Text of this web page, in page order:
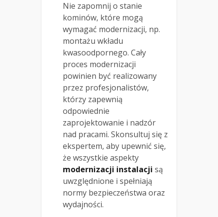
Nie zapomnij o stanie
kominów, które mogą
wymagać modernizacji, np.
montażu wkładu
kwasoodpornego. Cały
proces modernizacji
powinien być realizowany
przez profesjonalistów,
którzy zapewnią
odpowiednie
zaprojektowanie i nadzór
nad pracami. Skonsultuj się z
ekspertem, aby upewnić się,
że wszystkie aspekty
modernizacji instalacji są
uwzględnione i spełniają
normy bezpieczeństwa oraz
wydajności.